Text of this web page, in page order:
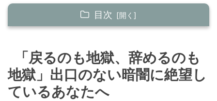
目次
暗闇に絶望しているあなたへ
かつての僕も、全く同じ暗闇の中にいました。
そんな僕が絶望を乗り越えられたのは……
「戻るのも地獄、辞めるのも
地獄」出口のない暗闇に絶望し
ているあなたへ